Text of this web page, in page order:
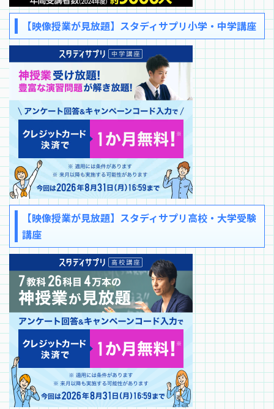
【映像授業が見放題】スタディサプリ小学・中学講座
【映像授業が見放題】スタディサプリ高校・大学受験
講座